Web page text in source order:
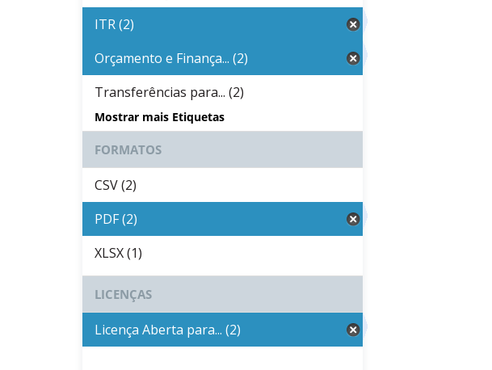
ITR (2)
Orçamento e Finança... (2)
Transferências para... (2)
Mostrar mais Etiquetas
FORMATOS
CSV (2)
PDF (2)
XLSX (1)
LICENÇAS
Licença Aberta para... (2)